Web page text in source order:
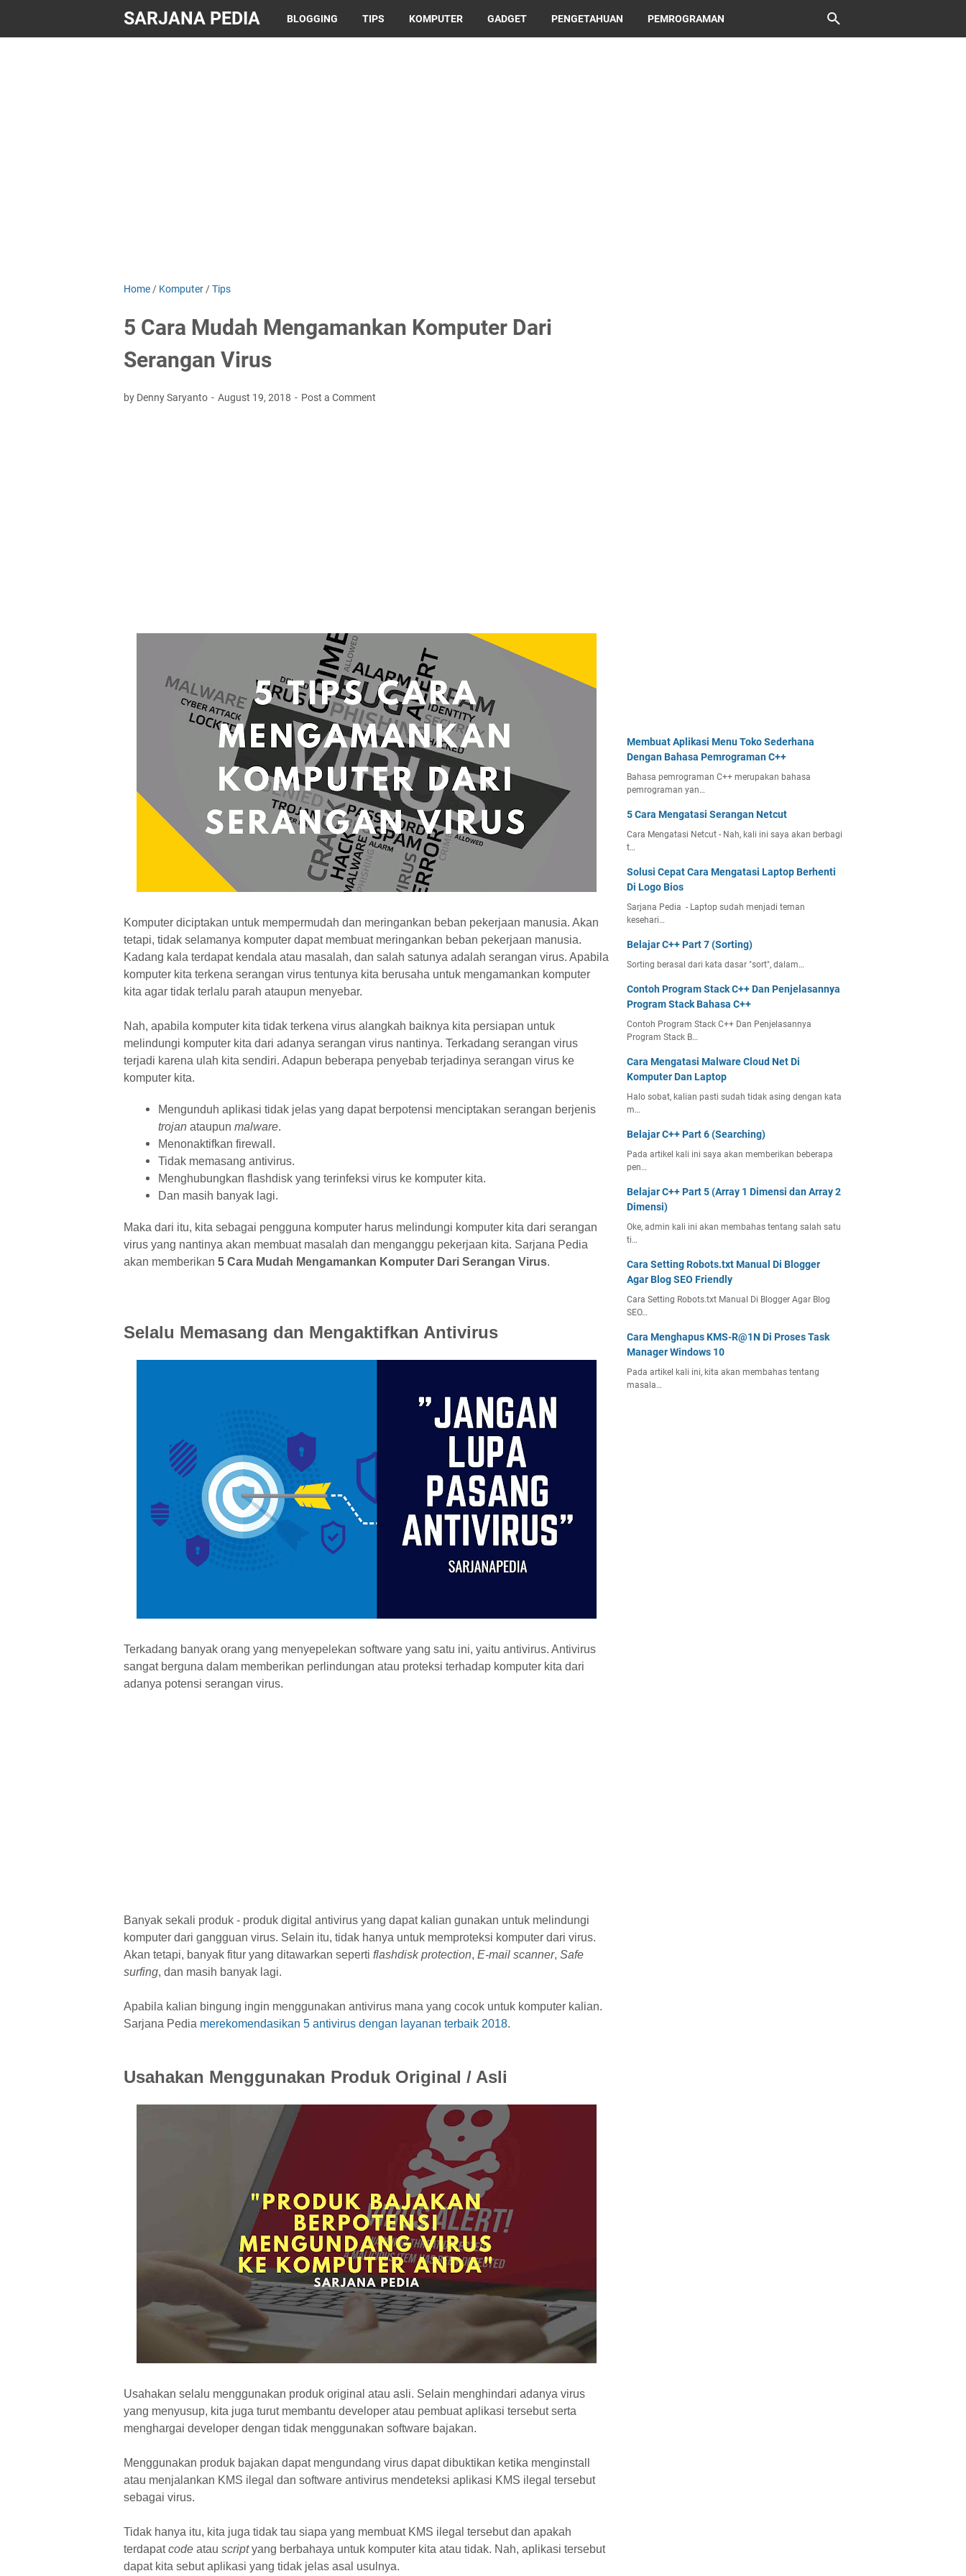
SARJANA PEDIA BLOGGING TIPS KOMPUTER GADGET PENGETAHUAN PEMROGRAMAN
Home / Komputer /Tips
5 Cara Mudah Mengamankan Komputer Dari
Serangan Virus
by Denny Saryanto August 19, 2018 Post a Comment
Komputer diciptakan untuk mempermudah dan meringankan beban pekerjaan manusia. Akan
tetapi, tidak selamanya komputer dapat membuat meringankan beban pekerjaan manusia.
Kadang kala terdapat kendala atau masalah, dan salah satunya adalah serangan virus. Apabila
komputer kita terkena serangan virus tentunya kita berusaha untuk mengamankan komputer
kita agar tidak terlalu parah ataupun menyebar.
Nah, apabila komputer kita tidak terkena virus alangkah baiknya kita persiapan untuk
melindungi komputer kita dari adanya serangan virus nantinya. Terkadang serangan virus
terjadi karena ulah kita sendiri. Adapun beberapa penyebab terjadinya serangan virus ke
komputer kita.
Mengunduh aplikasi tidak jelas yang dapat berpotensi menciptakan serangan berjenis
trojan ataupun malware.
Menonaktifkan firewall.
Tidak memasang antivirus.
Menghubungkan flashdisk yang terinfeksi virus ke komputer kita.
Dan masih banyak lagi.
Maka dari itu, kita sebagai pengguna komputer harus melindungi komputer kita dari serangan
virus yang nantinya akan membuat masalah dan menganggu pekerjaan kita. Sarjana Pedia
akan memberikan 5 Cara Mudah Mengamankan Komputer Dari Serangan Virus.
Selalu Memasang dan Mengaktifkan Antivirus
Terkadang banyak orang yang menyepelekan software yang satu ini, yaitu antivirus. Antivirus
sangat berguna dalam memberikan perlindungan atau proteksi terhadap komputer kita dari
adanya potensi serangan virus.
Banyak sekali produk - produk digital antivirus yang dapat kalian gunakan untuk melindungi
komputer dari gangguan virus. Selain itu, tidak hanya untuk memproteksi komputer dari virus.
Akan tetapi, banyak fitur yang ditawarkan seperti flashdisk protection, E-mail scanner, Safe
surfing, dan masih banyak lagi.
Apabila kalian bingung ingin menggunakan antivirus mana yang cocok untuk komputer kalian.
Sarjana Pedia merekomendasikan 5 antivirus dengan layanan terbaik 2018.
Usahakan Menggunakan Produk Original / Asli
Usahakan selalu menggunakan produk original atau asli. Selain menghindari adanya virus
yang menyusup, kita juga turut membantu developer atau pembuat aplikasi tersebut serta
menghargai developer dengan tidak menggunakan software bajakan.
Menggunakan produk bajakan dapat mengundang virus dapat dibuktikan ketika menginstall
atau menjalankan KMS ilegal dan software antivirus mendeteksi aplikasi KMS ilegal tersebut
sebagai virus.
Tidak hanya itu, kita juga tidak tau siapa yang membuat KMS ilegal tersebut dan apakah
terdapatcode atau scriptyang berbahaya untuk komputer kita atau tidak. Nah, aplikasi tersebut
dapat kita sebut aplikasi yang tidak jelas asal usulnya.
Membuat Aplikasi Menu Toko Sederhana
Dengan Bahasa Pemrograman C++
Bahasa pemrograman C++ merupakan bahasa
pemrograman yan…
5 Cara Mengatasi Serangan Netcut
Cara Mengatasi Netcut - Nah, kali ini saya akan berbagi
t…
Solusi Cepat Cara Mengatasi Laptop Berhenti
Di Logo Bios
Sarjana Pedia - Laptop sudah menjadi teman
kesehari…
Belajar C++ Part 7 (Sorting)
Sorting berasal dari kata dasar "sort", dalam…
Contoh Program Stack C++ Dan Penjelasannya
Program Stack Bahasa C++
Contoh Program Stack C++ Dan Penjelasannya
Program Stack B…
Cara Mengatasi Malware Cloud Net Di
Komputer Dan Laptop
Halo sobat, kalian pasti sudah tidak asing dengan kata
m…
Belajar C++ Part 6 (Searching)
Pada artikel kali ini saya akan memberikan beberapa
pen…
Belajar C++ Part 5 (Array 1 Dimensi dan Array 2
Dimensi)
Oke, admin kali ini akan membahas tentang salah satu
ti…
Cara Setting Robots.txt Manual Di Blogger
Agar Blog SEO Friendly
Cara Setting Robots.txt Manual Di Blogger Agar Blog
SEO…
Cara Menghapus KMS-R@1N Di Proses Task
Manager Windows 10
Pada artikel kali ini, kita akan membahas tentang
masala…